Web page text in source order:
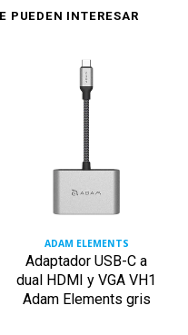
PUEDEN INTERESAR
ADAM ELEMENTS
Adaptador USB-C a
dual HDMI y VGA VH1
Adam Elements gris